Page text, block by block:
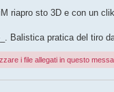
riapro sto 3D e con un
Balistica pratica del tiro
i file allegati in questo